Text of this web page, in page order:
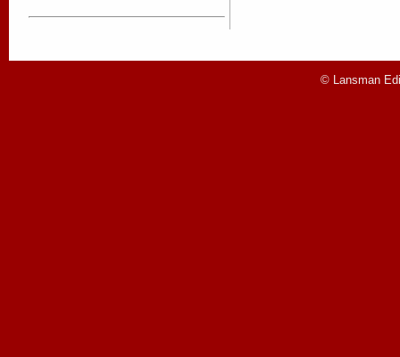
© Lansman